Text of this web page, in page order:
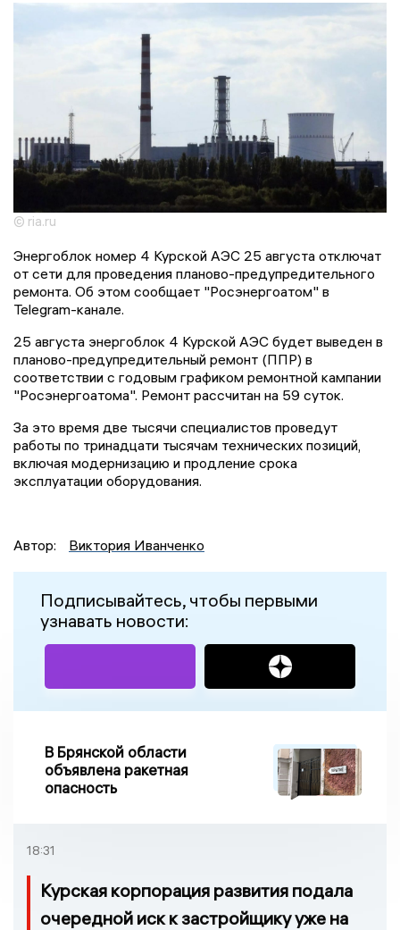
© ria.ru
Энергоблок номер 4 Курской АЭС 25 августа отключат
от сети для проведения планово-предупредительного
ремонта. Об этом сообщает "Росэнергоатом" в
Telegram-канале.
25 августа энергоблок 4 Курской АЭС будет выведен в
планово-предупредительный ремонт (ППР) в
соответствии с годовым графиком ремонтной кампании
"Росэнергоатома". Ремонт рассчитан на 59 суток.
За это время две тысячи специалистов проведут
работы по тринадцати тысячам технических позиций,
включая модернизацию и продление срока
эксплуатации оборудования.
Автор: Виктория Иванченко
Подписывайтесь, чтобы первыми
узнавать новости:
В Брянской области
объявлена ракетная
опасность
18:31
Курская корпорация развития подала
очередной иск к застройщику уже на